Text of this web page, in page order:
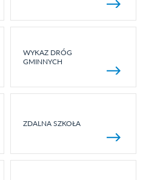
WYKAZ DRÓG
GMINNYCH
ZDALNA SZKOŁA